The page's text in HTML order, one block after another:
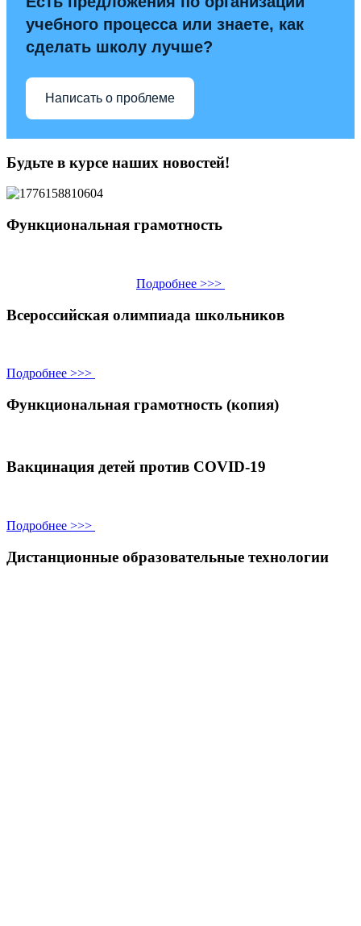
учебного процесса или знаете, как
сделать школу лучше?
Написать о проблеме
Будьте в курсе наших новостей!
Функциональная грамотность
Подробнее >>>
Всероссийская олимпиада школьников
Подробнее >>>
Функциональная грамотность (копия)
Вакцинация детей против COVID-19
Подробнее >>>
Дистанционные образовательные технологии